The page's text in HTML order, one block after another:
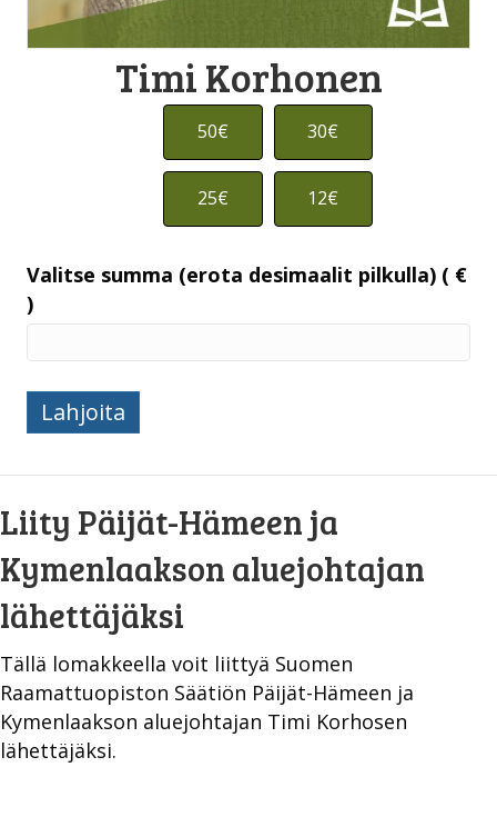
Timi Korhonen
50€ 30€
25€ 12€
Valitse summa (erota desimaalit pilkulla) ( €
)
Timi
Korhonen
Lahjoita
Liity Päijät-Hämeen ja
Kymenlaakson aluejohtajan
lähettäjäksi
Tällä lomakkeella voit liittyä Suomen
Raamattuopiston Säätiön Päijät-Hämeen ja
Kymenlaakson aluejohtajan Timi Korhosen
lähettäjäksi.